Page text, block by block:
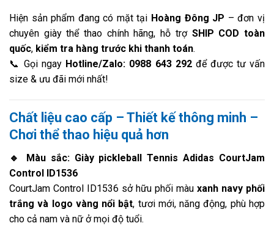
Hiện sản phẩm đang có mặt tại Hoàng Đông JP – đơn vị
chuyên giày thể thao chính hãng, hỗ trợ SHIP COD toàn
quốc, kiểm tra hàng trước khi thanh toán.
📞 Gọi ngay Hotline/Zalo: 0988 643 292để được tư vấn
size & ưu đãi mới nhất!
Chất liệu cao cấp – Thiết kế thông minh –
Chơi thể thao hiệu quả hơn
🔹 Màu sắc: Giày pickleball Tennis Adidas CourtJam
Control ID1536
CourtJam Control ID1536 sở hữu phối màu xanh navy phối
trắng và logo vàng nổi bật, tươi mới, năng động, phù hợp
cho cả nam và nữ ở mọi độ tuổi.